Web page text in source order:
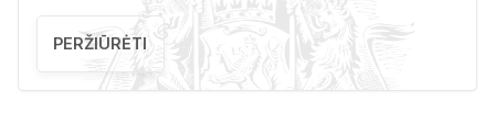
PERŽIŪRĖTI